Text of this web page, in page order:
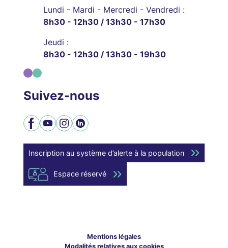
Lundi - Mardi - Mercredi - Vendredi :
8h30 - 12h30 / 13h30 - 17h30
Jeudi :
8h30 - 12h30 / 13h30 - 19h30
Suivez-nous
Facebook
YouTubeInstagram
LinkedIn
Inscription au système d’alerte à la population
Espace réservé
Mentions légales
Modalités relatives aux cookies